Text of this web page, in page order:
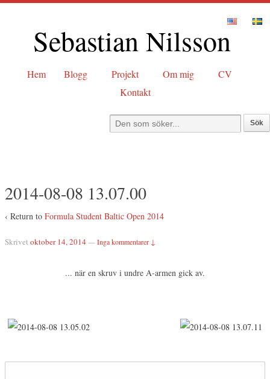
Sebastian Nilsson
Hem Blogg Projekt Om mig
CV
Kontakt
2014-08-08 13.07.00
‹ Return to Formula Student Baltic Open 2014
Skrivet oktober 14, 2014 —Inga kommentarer ↓
... när en skruv i undre A-armen gick av.